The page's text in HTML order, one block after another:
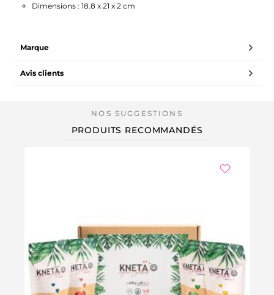
Dimensions : 18.8 x 21 x 2 cm
Marque
Avis clients
PRODUITS RECOMMANDÉS